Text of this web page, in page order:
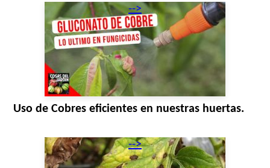
-->
Uso de Cobres eficientes en nuestras huertas.
-->